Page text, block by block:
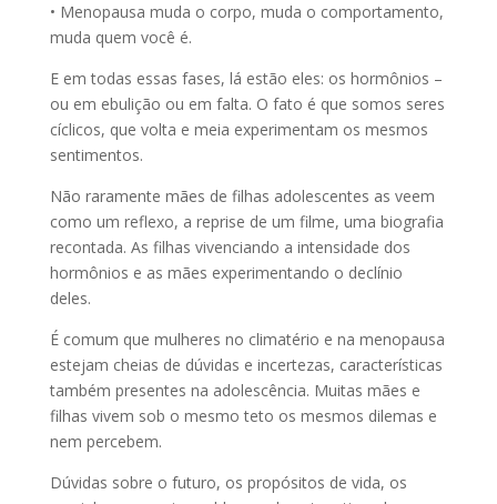
• Menopausa muda o corpo, muda o comportamento,
muda quem você é.
E em todas essas fases, lá estão eles: os hormônios –
ou em ebulição ou em falta. O fato é que somos seres
cíclicos, que volta e meia experimentam os mesmos
sentimentos.
Não raramente mães de filhas adolescentes as veem
como um reflexo, a reprise de um filme, uma biografia
recontada. As filhas vivenciando a intensidade dos
hormônios e as mães experimentando o declínio
deles.
É comum que mulheres no climatério e na menopausa
estejam cheias de dúvidas e incertezas, características
também presentes na adolescência. Muitas mães e
filhas vivem sob o mesmo teto os mesmos dilemas e
nem percebem.
Dúvidas sobre o futuro, os propósitos de vida, os